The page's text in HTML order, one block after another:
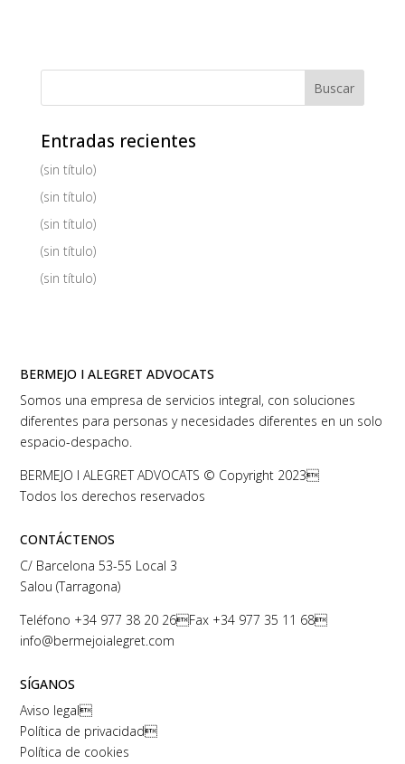
Entradas recientes
(sin título)
(sin título)
(sin título)
(sin título)
(sin título)
BERMEJO I ALEGRET ADVOCATS
Somos una empresa de servicios integral, con soluciones
diferentes para personas y necesidades diferentes en un solo
espacio-despacho.
BERMEJO I ALEGRET ADVOCATS © Copyright 2023
Todos los derechos reservados
CONTÁCTENOS
C/ Barcelona 53-55 Local 3
Salou (Tarragona)
Teléfono +34 977 38 20 26Fax +34 977 35 11 68
info@bermejoialegret.com
SÍGANOS
Aviso legal
Política de privacidad
Política de cookies